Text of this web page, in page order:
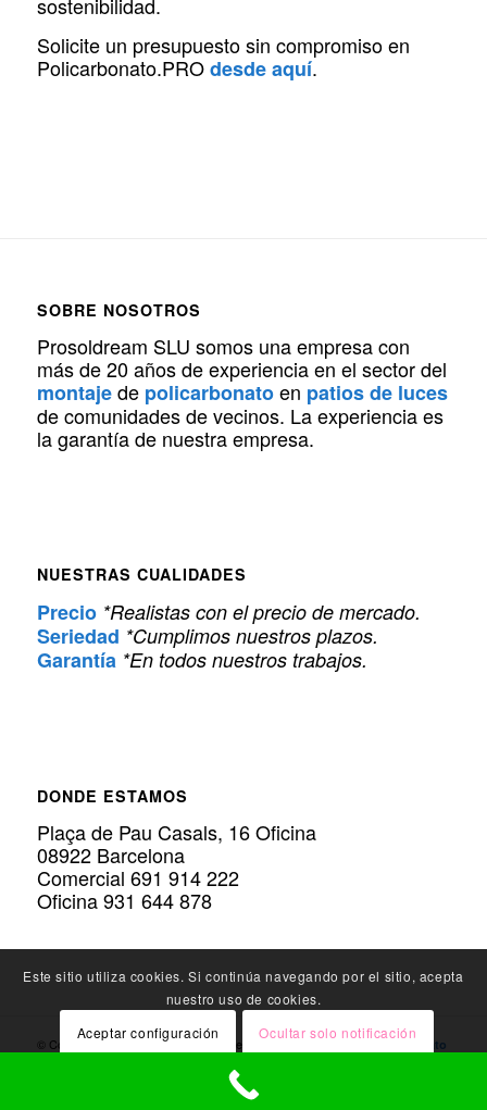
Solicite un presupuesto sin compromiso en
Policarbonato.PROdesde aquí.
SOBRE NOSOTROS
Prosoldream SLU somos una empresa con
más de 20 años de experiencia en el sector del
montajede policarbonatoen patios de luces
de comunidades de vecinos. La experiencia es
la garantía de nuestra empresa.
NUESTRAS CUALIDADES
Precio *Realistas con el precio de mercado.
Seriedad *Cumplimos nuestros plazos.
Garantía *En todos nuestros trabajos.
DONDE ESTAMOS
Plaça de Pau Casals, 16 Oficina
08922 Barcelona
Comercial 691 914 222
Oficina 931 644 878
© Copyright Policarbonato.PRO - Expertos enInstalación de Policarbonato
Política de privacidad
Este sitio utiliza cookies. Si continúa navegando por el sitio, acepta
nuestro uso de cookies.
Aceptar configuración
Ocultar solo notificación
Configuración general